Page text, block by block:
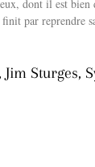
dont il est
par reprendre
Sturges,